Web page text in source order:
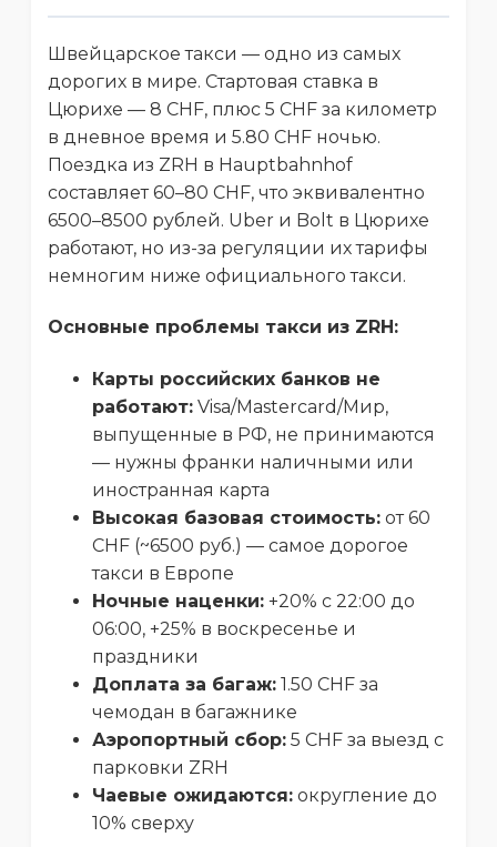
Швейцарское такси — одно из самых
дорогих в мире. Стартовая ставка в
Цюрихе — 8 CHF, плюс 5 CHF за километр
в дневное время и 5.80 CHF ночью.
Поездка из ZRH в Hauptbahnhof
составляет 60–80 CHF, что эквивалентно
6500–8500 рублей. Uber и Bolt в Цюрихе
работают, но из-за регуляции их тарифы
немногим ниже официального такси.
Основные проблемы такси из ZRH:
Карты российских банков не
работают: Visa/Mastercard/Мир,
выпущенные в РФ, не принимаются
— нужны франки наличными или
иностранная карта
Высокая базовая стоимость: от 60
CHF (~6500 руб.) — самое дорогое
такси в Европе
Ночные наценки: +20% с 22:00 до
06:00, +25% в воскресенье и
праздники
Доплата за багаж: 1.50 CHF за
чемодан в багажнике
Аэропортный сбор: 5 CHF за выезд с
парковки ZRH
Чаевые ожидаются: округление до
10% сверху